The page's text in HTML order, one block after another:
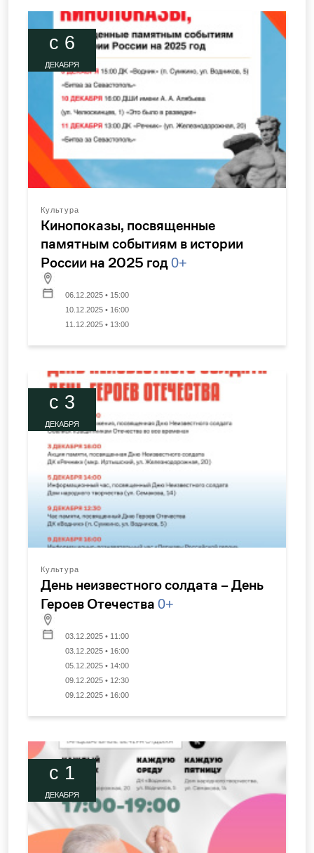
c 6
ДЕКАБРЯ
Культура
Кинопоказы, посвященные
памятным событиям в истории
России на 2025 год0+
06.12.2025 • 15:00
10.12.2025 • 16:00
11.12.2025 • 13:00
c 3
ДЕКАБРЯ
Культура
День неизвестного солдата – День
Героев Отечества 0+
03.12.2025 • 11:00
03.12.2025 • 16:00
05.12.2025 • 14:00
09.12.2025 • 12:30
09.12.2025 • 16:00
c 1
ДЕКАБРЯ